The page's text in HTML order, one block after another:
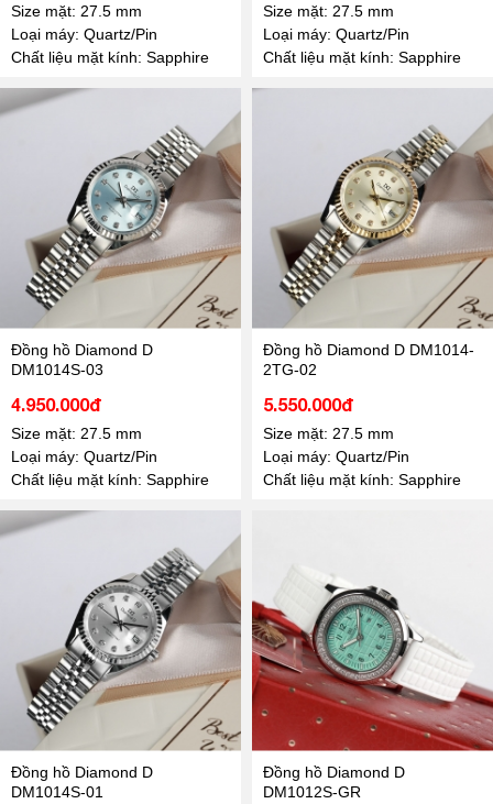
Size mặt: 27.5 mm
Loại máy: Quartz/Pin
Chất liệu mặt kính: Sapphire
Size mặt: 27.5 mm
Loại máy: Quartz/Pin
Chất liệu mặt kính: Sapphire
Đồng hồ Diamond D
DM1014S-03
4.950.000đ
Size mặt: 27.5 mm
Loại máy: Quartz/Pin
Chất liệu mặt kính: Sapphire
Đồng hồ Diamond D DM1014-
2TG-02
5.550.000đ
Size mặt: 27.5 mm
Loại máy: Quartz/Pin
Chất liệu mặt kính: Sapphire
Đồng hồ Diamond D
DM1014S-01
Đồng hồ Diamond D
DM1012S-GR